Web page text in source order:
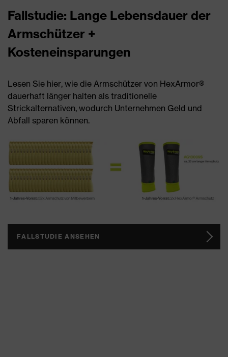
Fallstudie: Lange Lebensdauer der
Armschützer +
Kosteneinsparungen
Lesen Sie hier, wie die Armschützer von HexArmor®
dauerhaft länger halten als traditionelle
Strickalternativen, wodurch Unternehmen Geld und
Abfall sparen können.
FALLSTUDIE ANSEHEN